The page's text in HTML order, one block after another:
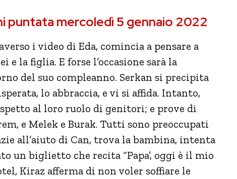
puntata mercoledì 5 gennaio 2022
i video di Eda, comincia a pensare a
la figlia. E forse l’occasione sarà la
del suo compleanno. Serkan si precipita
lo abbraccia, e vi si affida. Intanto,
al loro ruolo di genitori; e prove di
e Melek e Burak. Tutti sono preoccupati
all’aiuto di Can, trova la bambina, intenta
un biglietto che recita “Papa’, oggi è il mio
Kiraz afferma di non voler soffiare le